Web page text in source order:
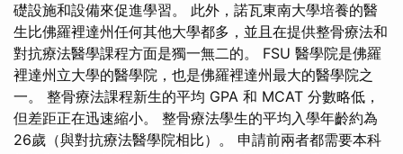
礎設施和設備來促進學習。 此外，諾瓦東南大學培養的醫
生比佛羅裡達州任何其他大學都多，並且在提供整骨療法和
對抗療法醫學課程方面是獨一無二的。 FSU 醫學院是佛羅
裡達州立大學的醫學院，也是佛羅裡達州最大的醫學院之
一。 整骨療法課程新生的平均 GPA 和 MCAT 分數略低，
但差距正在迅速縮小。 整骨療法學生的平均入學年齡約為
26歲（與對抗療法醫學院相比）。 申請前兩者都需要本科